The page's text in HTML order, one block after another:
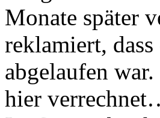
Monate später
reklamiert,
abgelaufen
hier